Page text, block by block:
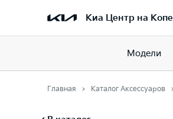
Киа Центр на
Модели
Главная Каталог Аксессуаров